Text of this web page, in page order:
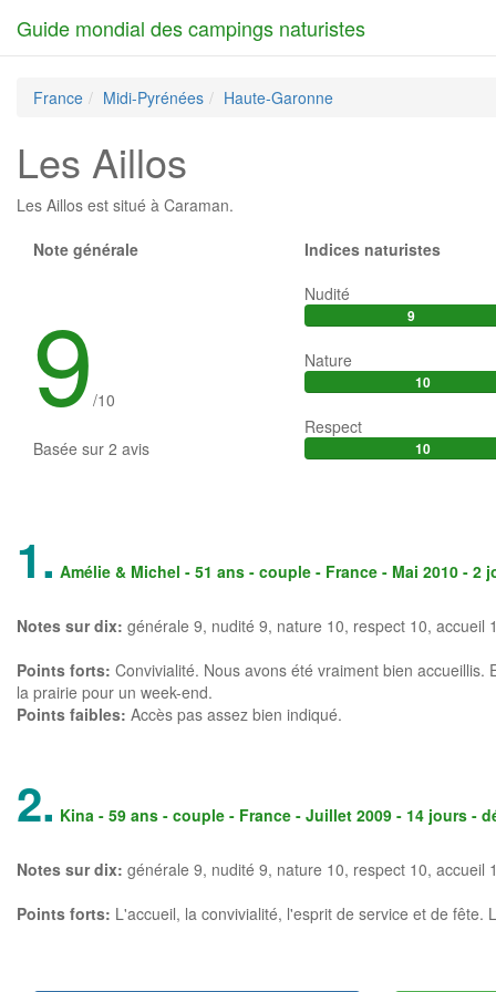
Guide mondial des campings naturistes
France Midi-Pyrénées Haute-Garonne
Les Aillos
Les Aillos est situé à Caraman.
Note générale
9 /10
Basée sur 2 avis
Indices naturistes
Nudité
9
Nature
10
Respect
10
1. Amélie & Michel - 51 ans - couple - France - Mai 2010 - 2
Notes sur dix: générale 9, nudité 9, nature 10, respect 10, accueil
Points forts: Convivialité. Nous avons été vraiment bien
la prairie pour un week-end.
Points faibles: Accès pas assez bien indiqué.
2. Kina - 59 ans - couple - France - Juillet 2009 - 14 jours -
Notes sur dix: générale 9, nudité 9, nature 10, respect 10, accueil
Points forts: L'accueil, la convivialité, l'esprit de service et de